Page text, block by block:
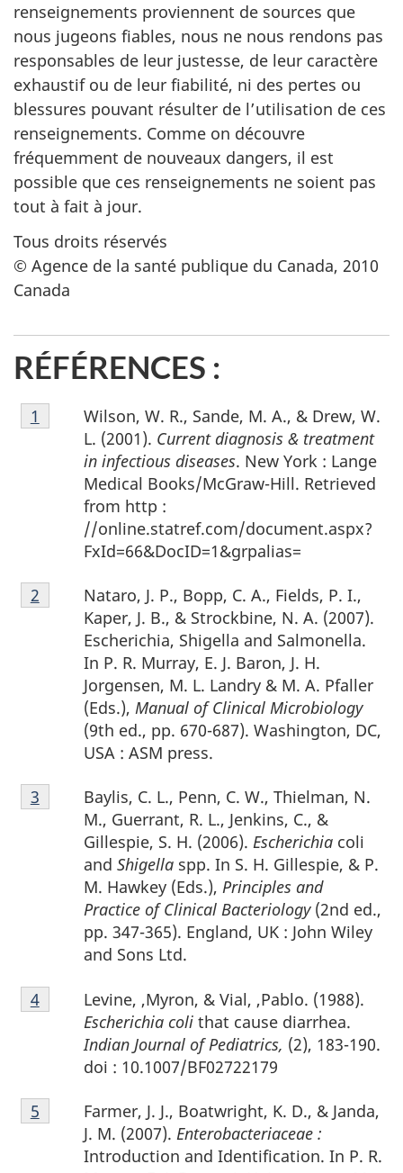
renseignements proviennent de sources que
nous jugeons fiables, nous ne nous rendons pas
responsables de leur justesse, de leur caractère
exhaustif ou de leur fiabilité, ni des pertes ou
blessures pouvant résulter de l’utilisation de ces
renseignements. Comme on découvre
fréquemment de nouveaux dangers, il est
possible que ces renseignements ne soient pas
tout à fait à jour.
Tous droits réservés
© Agence de la santé publique du Canada, 2010
Canada
RÉFÉRENCES :
Notes
de
Wilson, W. R., Sande, M. A., & Drew, W.
L. (2001). Current diagnosis & treatment
in infectious diseases. New York : Lange
Medical Books/McGraw-Hill. Retrieved
from http :
//online.statref.com/document.aspx?
FxId=66&DocID=1&grpalias=
Retour à la référence de la note de bas de page
1
Notes
de
Nataro, J. P., Bopp, C. A., Fields, P. I.,
Kaper, J. B., & Strockbine, N. A. (2007).
Escherichia, Shigella and Salmonella.
In P. R. Murray, E. J. Baron, J. H.
Jorgensen, M. L. Landry & M. A. Pfaller
(Eds.), Manual of Clinical Microbiology
(9th ed., pp. 670-687). Washington, DC,
USA : ASM press.
Retour à la référence de la note de bas de page
2
Notes
de
Baylis, C. L., Penn, C. W., Thielman, N.
M., Guerrant, R. L., Jenkins, C., &
Gillespie, S. H. (2006). Escherichiacoli
and Shigellaspp. In S. H. Gillespie, & P.
M. Hawkey (Eds.), Principles and
Practice of Clinical Bacteriology(2nd ed.,
pp. 347-365). England, UK : John Wiley
and Sons Ltd.
Retour à la référence de la note de bas de page
3
Notes
de
4
Levine, ,Myron, & Vial, ,Pablo. (1988).
Escherichia colithat cause diarrhea.
Indian Journal of Pediatrics, (2), 183-190.
doi : 10.1007/BF02722179
Retour à la référence de la note de bas de page
4
Notes
de
Farmer, J. J., Boatwright, K. D., & Janda,
J. M. (2007). Enterobacteriaceae :
Introduction and Identification. In P. R.
Retour à la référence de la note de bas de page
5